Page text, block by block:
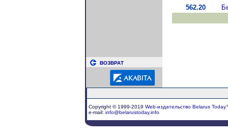
562.20
ВОЗВРАТ
Copyright © 1999-2019 Web-издательство Belarus
e-mail: info@belarustoday.info